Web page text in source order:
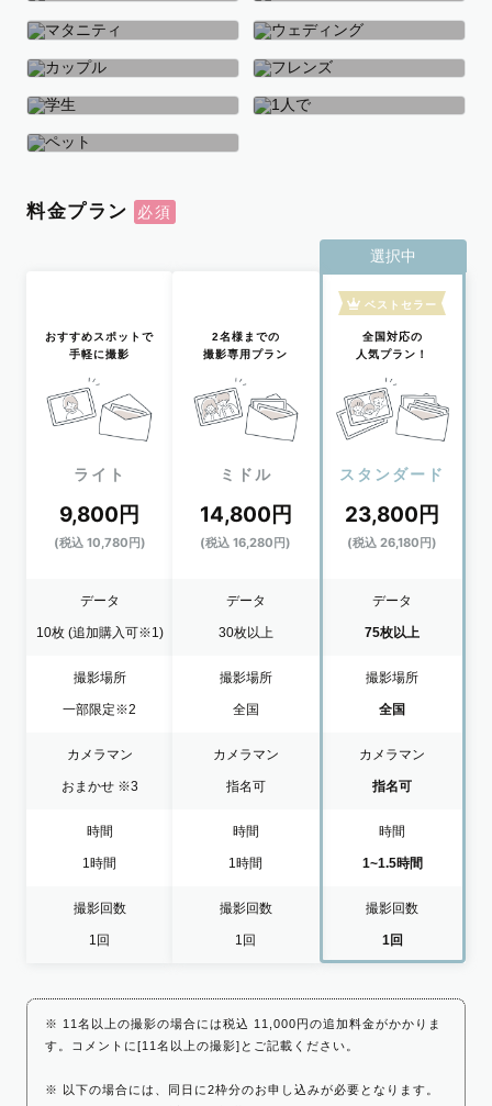
ファミリー ニューボーン
マタニティ ウェディング
カップル フレンズ
学生
料金プラン
おすすめスポットで
手軽に撮影
ライト
9,800円
(税込 10,780円)
データ
10枚 (追加購入可※1)
撮影場所
一部限定※2
カメラマン
おまかせ ※3
時間
1時間
撮影回数
1回
2名様までの
撮影専用プラン
ミドル
14,800円
(税込 16,280円)
データ
30枚以上
撮影場所
全国
カメラマン
指名可
時間
1時間
撮影回数
1回
選択中
ベストセラー
全国対応の
人気プラン！
スタンダード
23,800円
(税込 26,180円)
データ
75枚以上
撮影場所
全国
カメラマン
指名可
時間
1~1.5時間
撮影回数
1回
※ 11名以上の撮影の場合には税込 11,000円の追加料金がかかりま
す。コメントに[11名以上の撮影]とご記載ください。
※ 以下の場合には、同日に2枠分のお申し込みが必要となります。